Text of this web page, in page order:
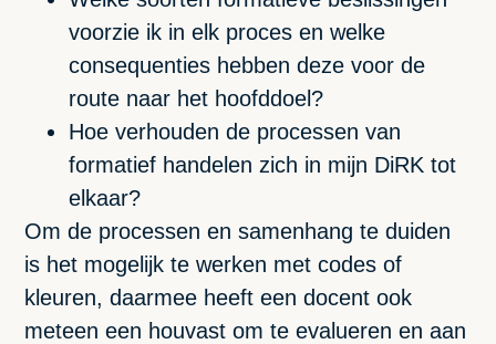
voorzie ik in elk proces en welke
consequenties hebben deze voor de
route naar het hoofddoel?
Hoe verhouden de processen van
formatief handelen zich in mijn DiRK tot
elkaar?
Om de processen en samenhang te duiden
is het mogelijk te werken met codes of
kleuren, daarmee heeft een docent ook
meteen een houvast om te evalueren en aan